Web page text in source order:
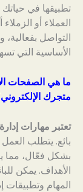
تطبيقها في
العملاء أو
التواصل بفعالية،
الأساسية التي
ما هي الصفحات
متجرك
تعتبر مهارات
بائع. يتطلب
بشكل فعّال، مما
الأهداف. يمكن
المهام وتطبيقات